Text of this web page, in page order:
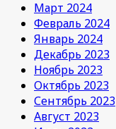
Март 2024
Февраль 2024
Январь 2024
Декабрь 2023
Ноябрь 2023
Октябрь 2023
Сентябрь 2023
Август 2023